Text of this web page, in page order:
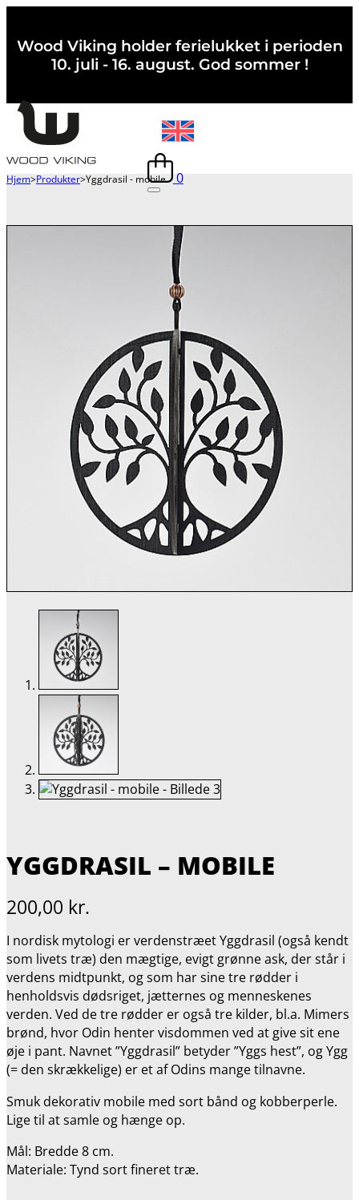
Wood Viking holder ferielukket i perioden
10. juli - 16. august. God sommer !
0
Hjem>Produkter>Yggdrasil - mobile
YGGDRASIL – MOBILE
200,00 kr.
I nordisk mytologi er verdenstræet Yggdrasil (også kendt
som livets træ) den mægtige, evigt grønne ask, der står i
verdens midtpunkt, og som har sine tre rødder i
henholdsvis dødsriget, jætternes og menneskenes
verden. Ved de tre rødder er også tre kilder, bl.a. Mimers
brønd, hvor Odin henter visdommen ved at give sit ene
øje i pant. Navnet ”Yggdrasil” betyder ”Yggs hest”, og Ygg
(= den skrækkelige) er et af Odins mange tilnavne.
Smuk dekorativ mobile med sort bånd og kobberperle.
Lige til at samle og hænge op.
Mål: Bredde 8 cm.
Materiale: Tynd sort fineret træ.